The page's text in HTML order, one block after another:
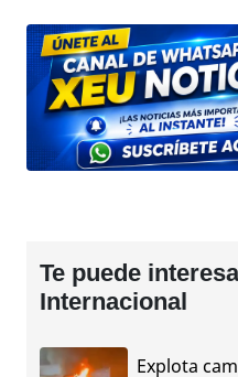
Te puede
Internacional
Explota